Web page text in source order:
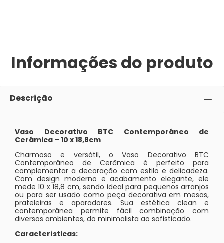
Informações do produto
Descrição
Vaso Decorativo BTC Contemporâneo de
Cerâmica – 10 x 18,8cm
Charmoso e versátil, o Vaso Decorativo BTC
Contemporâneo de Cerâmica é perfeito para
complementar a decoração com estilo e delicadeza.
Com design moderno e acabamento elegante, ele
mede 10 x 18,8 cm, sendo ideal para pequenos arranjos
ou para ser usado como peça decorativa em mesas,
prateleiras e aparadores. Sua estética clean e
contemporânea permite fácil combinação com
diversos ambientes, do minimalista ao sofisticado.
Características: